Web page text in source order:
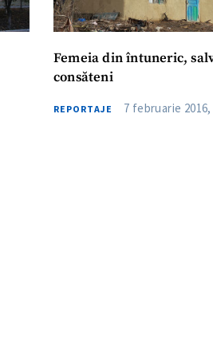
Femeia din întuneric, salvată de
consăteni
REPORTAJE 7 februarie 2016,